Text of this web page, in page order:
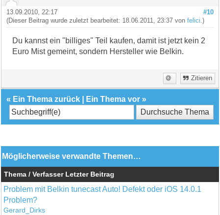
#10
13.09.2010, 22:17
(Dieser Beitrag wurde zuletzt bearbeitet: 18.06.2011, 23:37 vonfelici .)
Du kannst ein "billiges" Teil kaufen, damit ist jetzt kein 2
Euro Mist gemeint, sondern Hersteller wie Belkin.
Zitieren
« Ein Thema zurück Ein Thema vor »
Möglicherweise verwandte Themen…
Thema / Verfasser Letzter Beitrag
Problem mit Belkin tunecast Auto! Defekt oder iOS 14.0.1
Problem?
Gerard_Dirks